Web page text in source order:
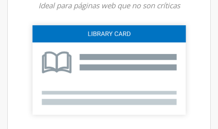
Ideal para páginas web que no son críticas